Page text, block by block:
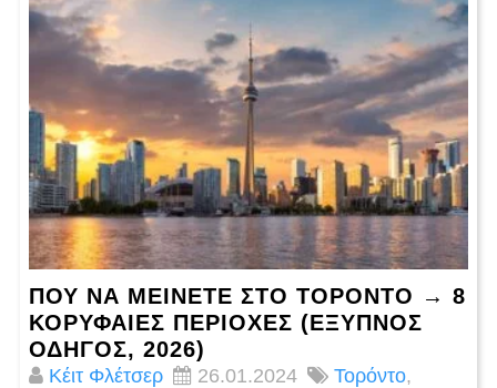
ΠΟΎ ΝΑ ΜΕΊΝΕΤΕ ΣΤΟ ΤΟΡΌΝΤΟ → 8
ΚΟΡΥΦΑΙΕΣ ΠΕΡΙΟΧΈΣ (ΈΞΥΠΝΟΣ
ΟΔΗΓΌΣ, 2026)
Κέιτ Φλέτσερ 26.01.2024 Τορόντο,